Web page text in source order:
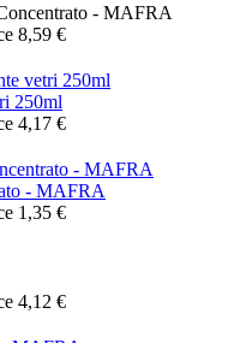
- MAFRA
8,59 €
250ml
4,17 €
- MAFRA
1,35 €
4,12 €